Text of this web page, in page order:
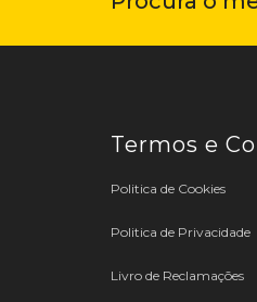
Termos e
Politica de Cookies
Politica de Privacidade
Livro de Reclamações